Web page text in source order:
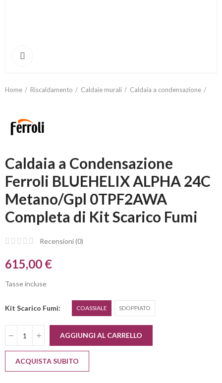
Home Riscaldamento Caldaie murali Caldaia a condensazione
Caldaia a Condensazione
Ferroli BLUEHELIX ALPHA 24C
Metano/Gpl 0TPF2AWA
Completa di Kit Scarico Fumi
Recensioni (0)
615,00 €
Tasse incluse
Kit Scarico Fumi COASSIALE SDOPPIATO
AGGIUNGI AL CARRELLO
ACQUISTA SUBITO